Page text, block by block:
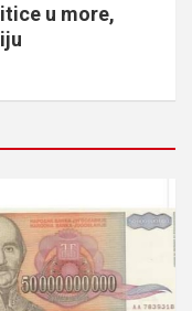
u more,